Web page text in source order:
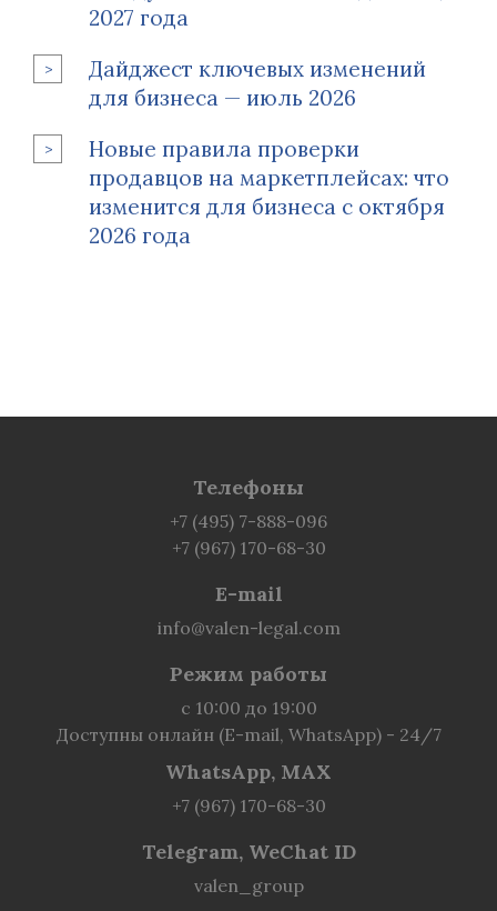
2027 года
Дайджест ключевых изменений
для бизнеса — июль 2026
Новые правила проверки
продавцов на маркетплейсах: что
изменится для бизнеса с октября
2026 года
Телефоны
+7 (495) 7-888-096
+7 (967) 170-68-30
E-mail
info@valen-legal.com
Режим работы
с 10:00 до 19:00
Доступны онлайн (E-mail, WhatsApp) - 24/7
WhatsApp, MAX
+7 (967) 170-68-30
Telegram, WeChat ID
valen_group